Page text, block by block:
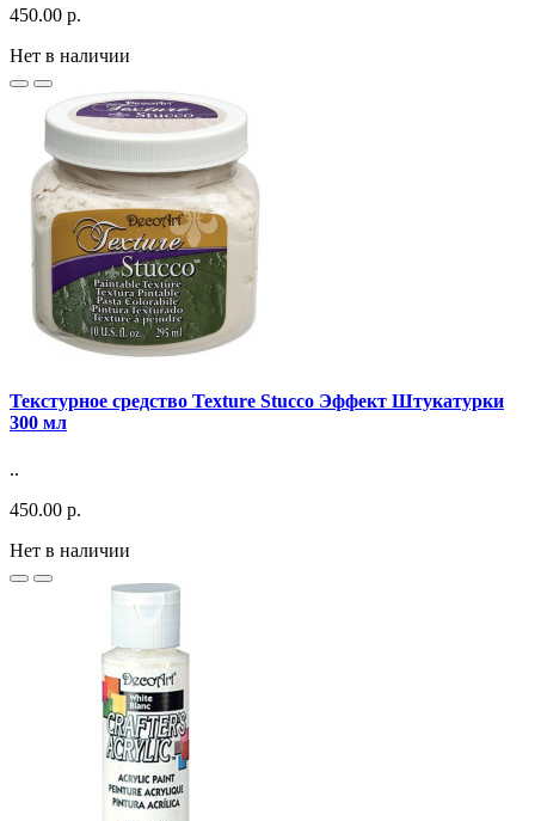
450.00 р.
Нет в наличии
Текстурное средство Texture Stucco Эффект Штукатурки
300 мл
..
450.00 р.
Нет в наличии